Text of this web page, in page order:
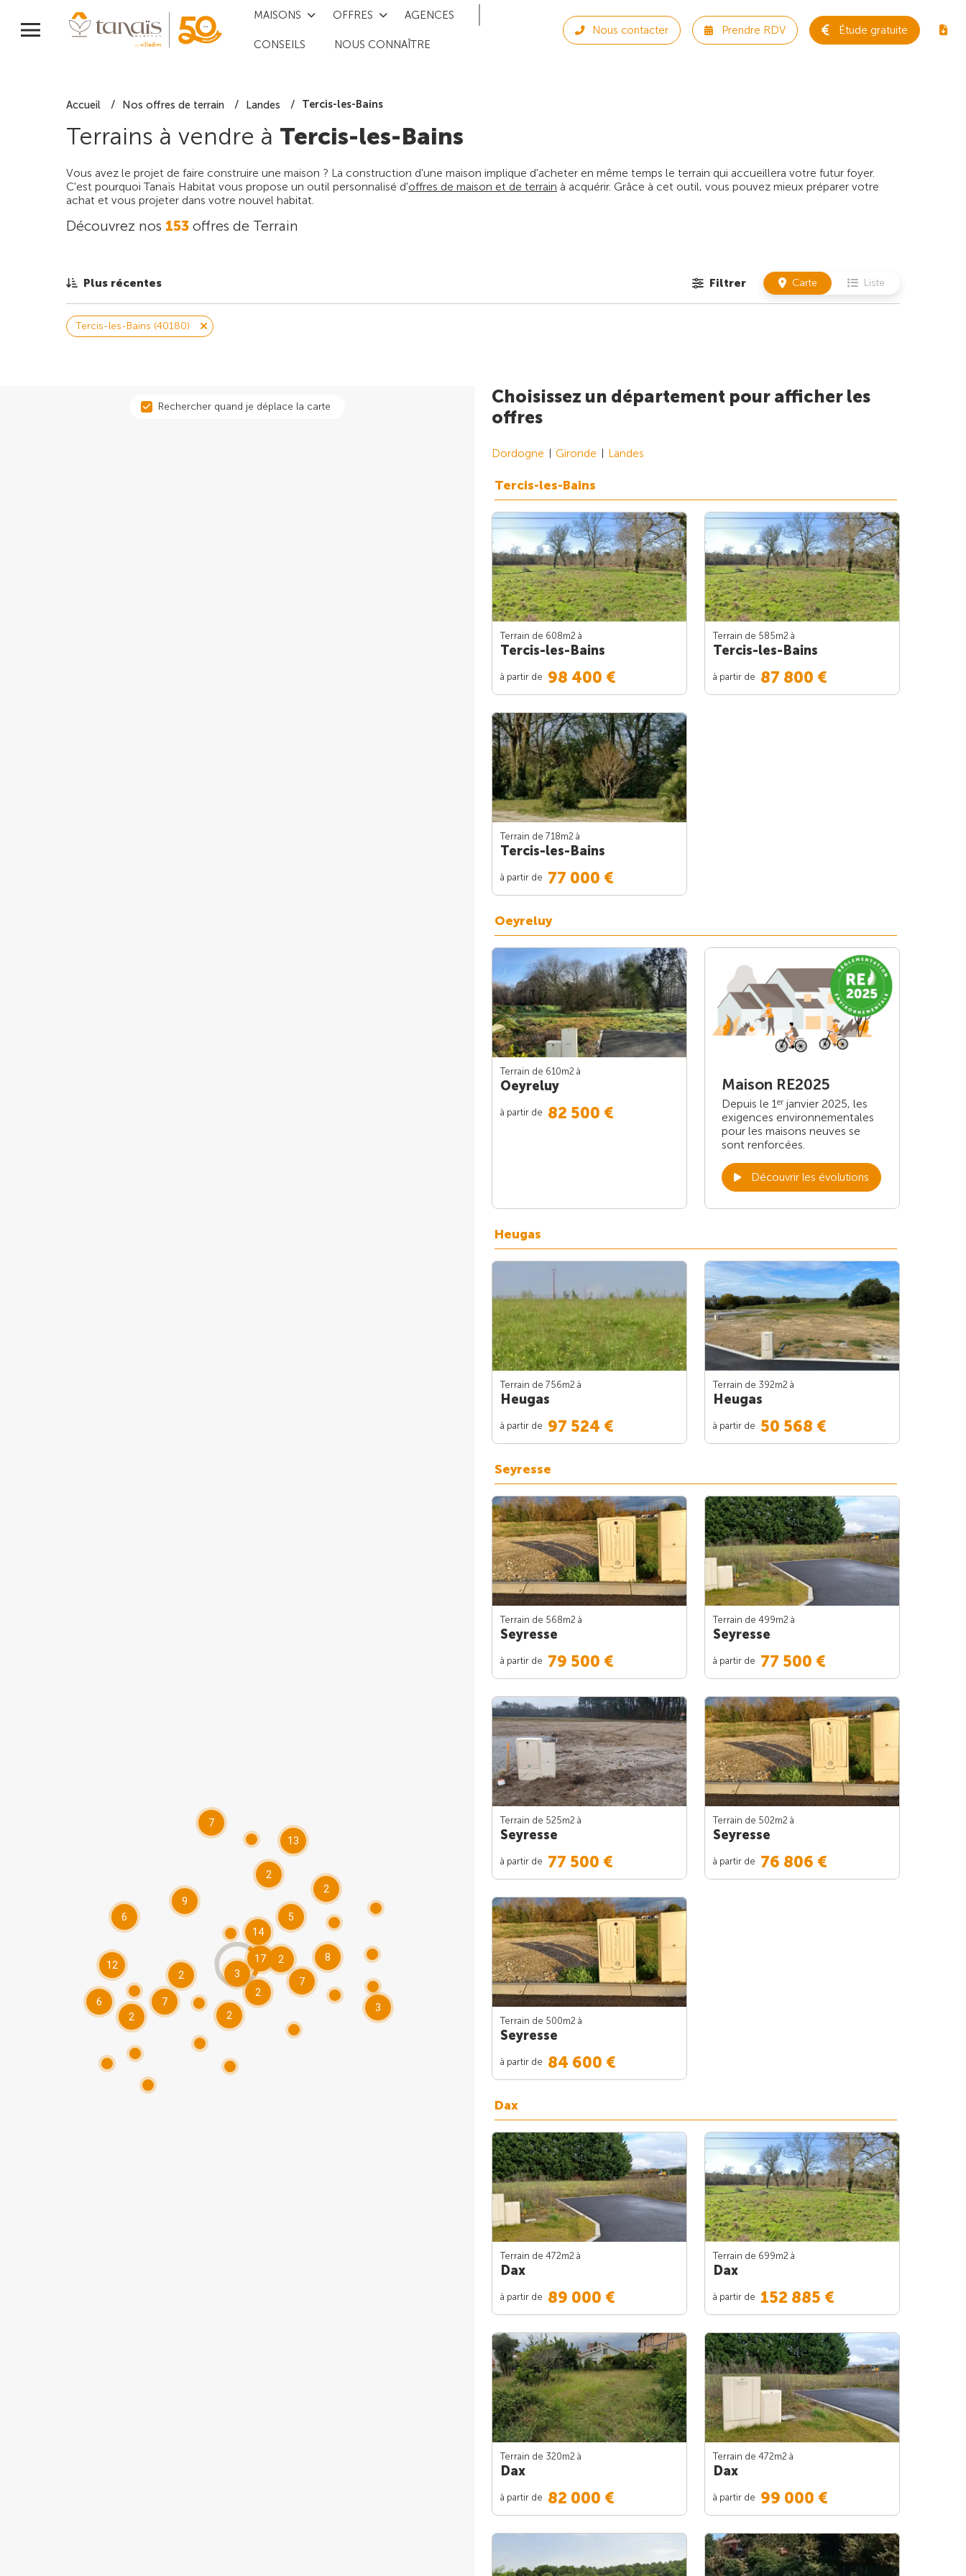
MAISONS OFFRES AGENCES
CONSEILS NOUS CONNAÎTRE
Nous contacter Prendre RDV Étude gratuite
Accueil Nos offres de terrain Landes Tercis-les-Bains
Terrains à vendre à Tercis-les-Bains
Vous avez le projet de faire construire une maison ? La construction d'une maison implique d'acheter en même temps le terrain qui accueillera votre futur foyer.
C'est pourquoi Tanaïs Habitat vous propose un outil personnalisé d'offres de maison et de terrain à acquérir. Grâce à cet outil, vous pouvez mieux préparer votre
achat et vous projeter dans votre nouvel habitat.
Découvrez nos 153 offres de Terrain
Plus récentes Filtrer Carte Liste
Tercis-les-Bains (40180)
5
7
14
6
17
13
9
3
2
7
12
6 3
8
2
7
2
2
2
2
2
Rechercher quand je déplace la carte
Choisissez un département pour afficher les
offres
Dordogne Gironde Landes
Tercis-les-Bains
Terrain de 608m2 à
Tercis-les-Bains
à partir de 98 400 €
Terrain de 585m2 à
Tercis-les-Bains
à partir de 87 800 €
Terrain de 718m2 à
Tercis-les-Bains
à partir de 77 000 €
Oeyreluy
Terrain de 610m2 à
Oeyreluy
à partir de 82 500 €
Maison RE2025
Depuis le 1er janvier 2025, les
exigences environnementales
pour les maisons neuves se
sont renforcées.
Découvrir les évolutions
Heugas
Terrain de 756m2 à
Heugas
à partir de 97 524 €
Terrain de 392m2 à
Heugas
à partir de 50 568 €
Seyresse
Terrain de 568m2 à
Seyresse
à partir de 79 500 €
Terrain de 499m2 à
Seyresse
à partir de 77 500 €
Terrain de 525m2 à
Seyresse
à partir de 77 500 €
Terrain de 502m2 à
Seyresse
à partir de 76 806 €
Terrain de 500m2 à
Seyresse
à partir de 84 600 €
Dax
Terrain de 472m2 à
Dax
à partir de 89 000 €
Terrain de 699m2 à
Dax
à partir de 152 885 €
Terrain de 320m2 à
Dax
à partir de 82 000 €
Terrain de 472m2 à
Dax
à partir de 99 000 €